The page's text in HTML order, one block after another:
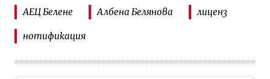
АЕЦ Белене Албена Белянова лиценз
нотификация